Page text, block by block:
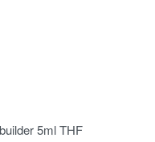
5ml THF